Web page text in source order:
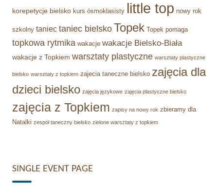
korepetycje bielsko kurs ósmoklasisty little top nowy rok
szkolny taniec taniec bielsko Topek Topek pomaga
topkowa rytmika wakacje wakacje Bielsko-Biała
wakacje z Topkiem warsztaty plastyczne warsztaty plastyczne
bielsko warsztaty z topkiem zajecia taneczne bielsko zajęcia dla
dzieci bielsko zajęcia językowe zajęcia plastyczne bielsko
zajęcia z Topkiem zapisy na nowy rok zbieramy dla
Natalki zespół taneczny bielsko zielone warsztaty z topkiem
SINGLE EVENT PAGE